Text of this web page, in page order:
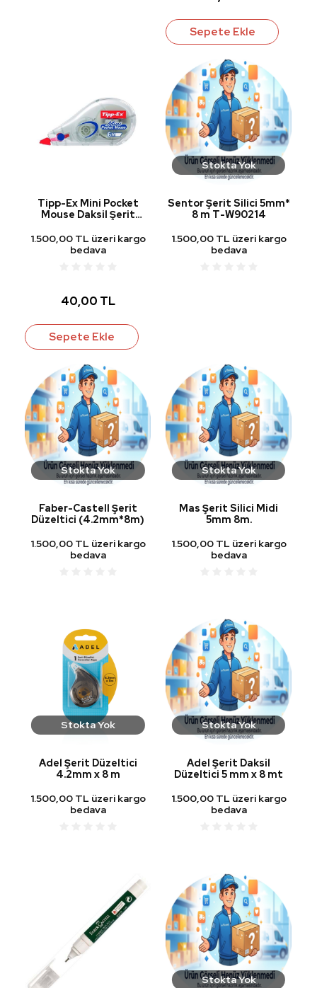
Sepete Ekle
Tipp-Ex Mini Pocket
Mouse Daksil Şerit
1.500,00 TL üzeri kargo
bedava
40,00 TL
Sepete Ekle
Stokta Yok
Sentor Şerit Silici 5mm*
8 m T-W90214
1.500,00 TL üzeri kargo
bedava
Stokta Yok
Faber-Castell Şerit
Düzeltici (4.2mm*8m)
1.500,00 TL üzeri kargo
bedava
Stokta Yok
Mas Şerit Silici Midi
5mm 8m.
1.500,00 TL üzeri kargo
bedava
Stokta Yok
Adel Şerit Düzeltici
4.2mm x 8 m
1.500,00 TL üzeri kargo
bedava
Stokta Yok
Adel Şerit Daksil
Düzeltici 5 mm x 8 mt
1.500,00 TL üzeri kargo
bedava
Stokta Yok